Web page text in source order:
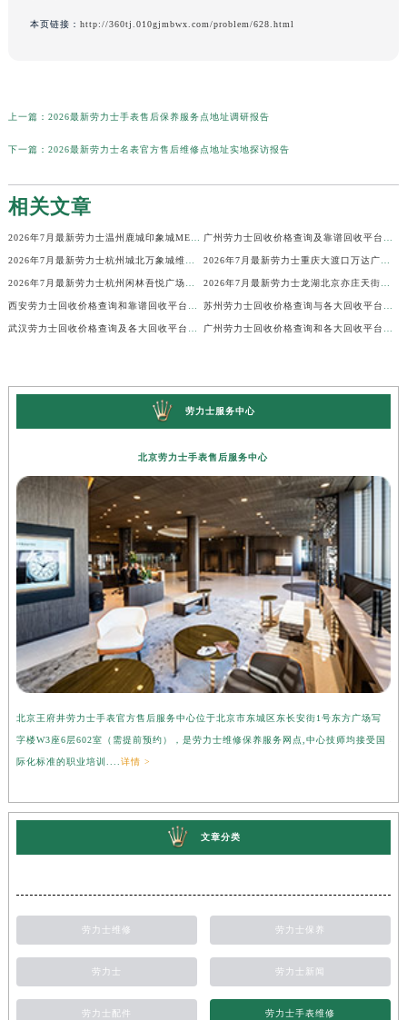
本页链接： http://360tj.010gjmbwx.com/problem/628.html
上一篇： 2026最新劳力士手表售后保养服务点地址调研报告
下一篇： 2026最新劳力士名表官方售后维修点地址实地探访报告
相关文章
劳力士服务中心
北京劳力士手表售后服务中心
北京王府井劳力士手表官方售后服务中心位于北京市东城区东长安街1号东方广场写
字楼W3座6层602室（需提前预约），是劳力士维修保养服务网点,中心技师均接受国
际化标准的职业培训.... 详情 >
文章分类
劳力士维修 劳力士保养
劳力士 劳力士新闻
劳力士配件 劳力士手表维修